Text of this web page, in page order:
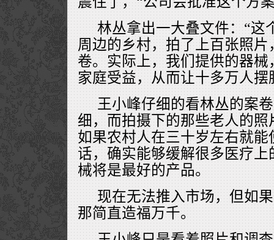
林丛拿出一大叠文件：“这
周边的乡村，拍了上百张照
卷。实际上，我们提供的器
家庭受益，从而让十多万人
王小峰仔细的看林丛的案
细，而拍摄下的那些老人的
如果农村人在三十岁左右就
话，确实能够缓解很多医疗
械将是最好的产品。
现在无法推入市场，但如
那简直造福万千。